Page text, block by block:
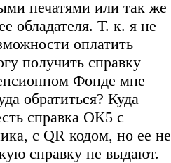
печатями или так же
обладателя. Т. к. я не
оплатить
получить справку
Фонде мне
обратиться? Куда
справка ОК5 с
с QR кодом, но ее не
справку не выдают.